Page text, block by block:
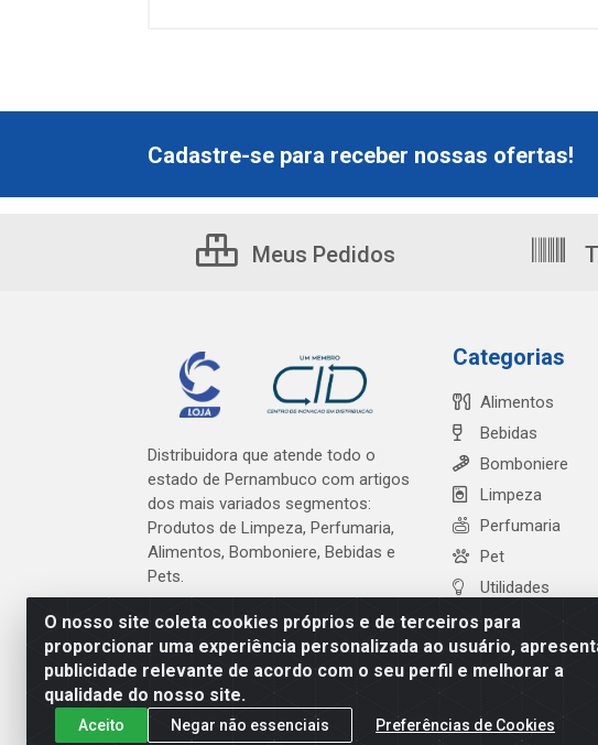
O nosso site coleta cookies próprios e de terceiros para
proporcionar uma experiência personalizada ao usuário,
publicidade relevante de acordo com o seu perfil e melhorar a
qualidade do nosso site.
Aceito Negar não essenciais Preferências de Cookies
Cadastre-se para receber nossas ofertas!
Meus Pedidos
Distribuidora que atende todo o
estado de Pernambuco com artigos
dos mais variados segmentos:
Produtos de Limpeza, Perfumaria,
Alimentos, Bomboniere, Bebidas e
Pets.
Categorias
Alimentos
Bebidas
Bomboniere
Limpeza
Perfumaria
Pet
Utilidades
Cardeal Distribuidora - Estrada Alto do